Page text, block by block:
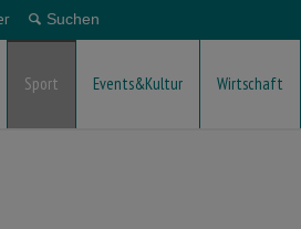
Sport Events&Kultur Wirtschaft